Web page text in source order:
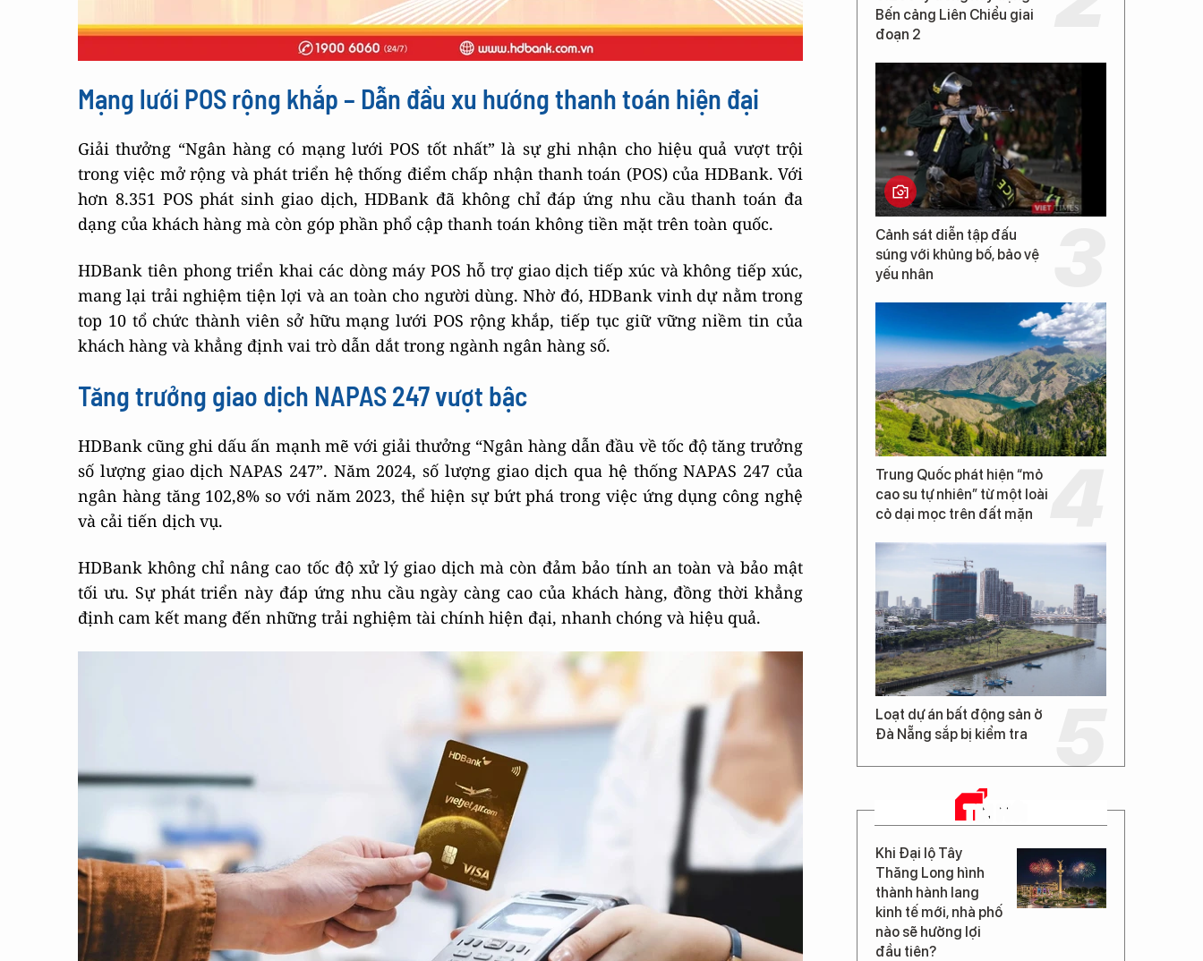
Mạng lưới POS rộng khắp – Dẫn đầu xu hướng thanh toán hiện đại
Giải thưởng “Ngân hàng có mạng lưới POS tốt nhất” là sự ghi nhận cho hiệu quả vượt trội
trong việc mở rộng và phát triển hệ thống điểm chấp nhận thanh toán (POS) của HDBank. Với
hơn 8.351 POS phát sinh giao dịch, HDBank đã không chỉ đáp ứng nhu cầu thanh toán đa
dạng của khách hàng mà còn góp phần phổ cập thanh toán không tiền mặt trên toàn quốc.
HDBank tiên phong triển khai các dòng máy POS hỗ trợ giao dịch tiếp xúc và không tiếp xúc,
mang lại trải nghiệm tiện lợi và an toàn cho người dùng. Nhờ đó, HDBank vinh dự nằm trong
top 10 tổ chức thành viên sở hữu mạng lưới POS rộng khắp, tiếp tục giữ vững niềm tin của
khách hàng và khẳng định vai trò dẫn dắt trong ngành ngân hàng số.
Tăng trưởng giao dịch NAPAS 247 vượt bậc
HDBank cũng ghi dấu ấn mạnh mẽ với giải thưởng “Ngân hàng dẫn đầu về tốc độ tăng trưởng
số lượng giao dịch NAPAS 247”. Năm 2024, số lượng giao dịch qua hệ thống NAPAS 247 của
ngân hàng tăng 102,8% so với năm 2023, thể hiện sự bứt phá trong việc ứng dụng công nghệ
và cải tiến dịch vụ.
HDBank không chỉ nâng cao tốc độ xử lý giao dịch mà còn đảm bảo tính an toàn và bảo mật
tối ưu. Sự phát triển này đáp ứng nhu cầu ngày càng cao của khách hàng, đồng thời khẳng
định cam kết mang đến những trải nghiệm tài chính hiện đại, nhanh chóng và hiệu quả.
Bến cảng Liên Chiểu giai
đoạn 2
Cảnh sát diễn tập đấu
súng với khủng bố, bảo vệ
yếu nhân
Trung Quốc phát hiện “mỏ
cao su tự nhiên” từ một loài
cỏ dại mọc trên đất mặn
Loạt dự án bất động sản ở
Đà Nẵng sắp bị kiểm tra
TIN MỚI
Khi Đại lộ Tây
Thăng Long hình
thành hành lang
kinh tế mới, nhà phố
nào sẽ hưởng lợi
đầu tiên?